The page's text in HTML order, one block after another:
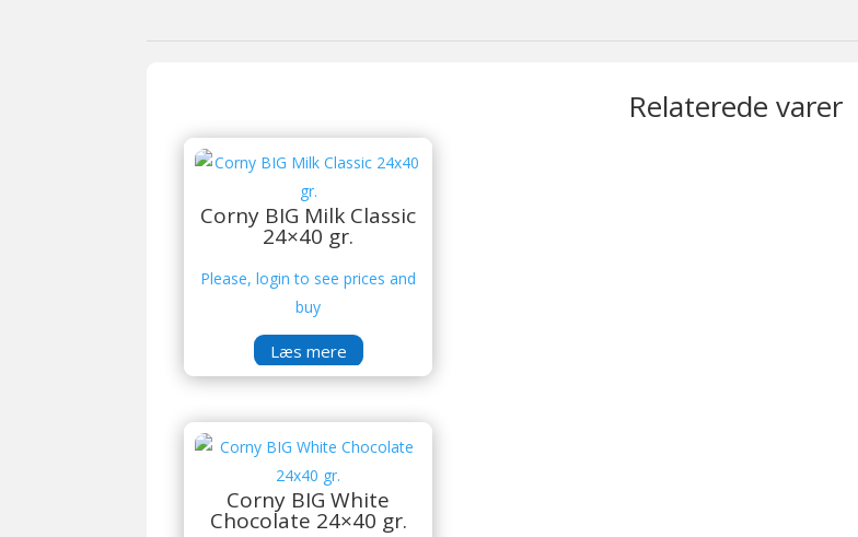
Relaterede varer
Corny BIG Milk Classic
24×40 gr.
Please, login to see prices and
buy
Læs mere
Corny BIG White
Chocolate 24×40 gr.